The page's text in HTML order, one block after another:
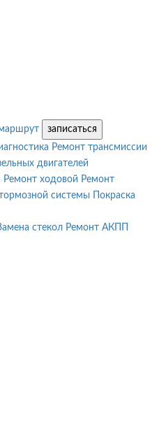
записаться
Ремонт трансмиссии
двигателей
Ремонт ходовой Ремонт
системы
Покраска
стекол Ремонт АКПП